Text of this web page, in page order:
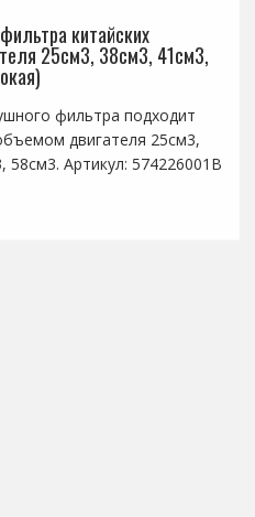
китайских
25см3, 38см3, 41см3,
фильтра подходит
двигателя 25см3,
Артикул: 574226001B